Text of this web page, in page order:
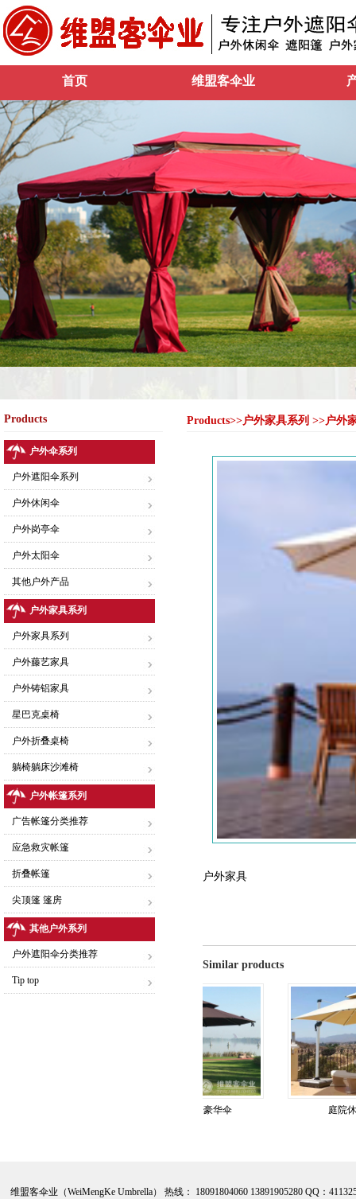
首页 维盟客伞业
Products
户外伞系列
户外遮阳伞系列
户外休闲伞
户外岗亭伞
户外太阳伞
其他户外产品
户外家具系列
户外家具系列
户外藤艺家具
户外铸铝家具
星巴克桌椅
户外折叠桌椅
躺椅躺床沙滩椅
户外帐篷系列
广告帐篷分类推荐
应急救灾帐篷
折叠帐篷
尖顶篷 篷房
其他户外系列
户外遮阳伞分类推荐
Tip top
Products>>户外家具系列 >>户外
户外家具
Similar products
休闲家具 豪华伞 庭院休闲
维盟客伞业（WeiMengKe Umbrella） 热线： 18091804060 13891905280 QQ：